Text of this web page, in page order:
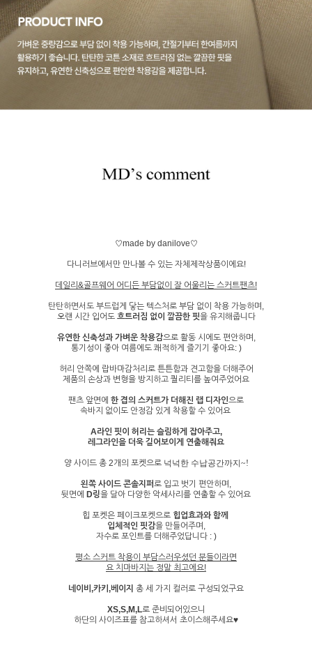
♡made by danilove♡
다니러브에서만 만나볼 수 있는 자체제작상품이에요!
데일리&골프웨어 어디든 부담없이 잘 어울리는 스커트팬츠!
탄탄하면서도 부드럽게 닿는 텍스처로 부담 없이 착용 가능하며,
오랜 시간 입어도 흐트러짐 없이 깔끔한 핏을 유지해줍니다
유연한 신축성과 가벼운 착용감으로 활동 시에도 편안하며,
통기성이 좋아 여름에도 쾌적하게 즐기기 좋아요: )
허리 안쪽에 랍바마감처리로 튼튼함과 견고함을 더해주어
제품의 손상과 변형을 방지하고 퀄리티를 높여주었어요
팬츠 앞면에 한 겹의 스커트가 더해진 랩 디자인으로
속바지 없이도 안정감 있게 착용할 수 있어요
A라인 핏이 허리는 슬림하게 잡아주고,
레그라인을 더욱 길어보이게 연출해줘요
양 사이드 총 2개의 포켓으로 넉넉한 수납공간까지~!
왼쪽 사이드 콘솔지퍼로 입고 벗기 편안하며,
뒷면에 D링을 달아 다양한 악세사리를 연출할 수 있어요
힙 포켓은 페이크포켓으로 힙업효과와 함께
입체적인 핏감을 만들어주며,
자수로 포인트를 더해주었답니다 : )
평소 스커트 착용이 부담스러우셨던 분들이라면
요 치마바지는 정말 최고에요!
네이비,카키,베이지 총 세 가지 컬러로 구성되었구요
XS,S,M,L로 준비되어있으니
하단의 사이즈표를 참고하셔서 초이스해주세요♥